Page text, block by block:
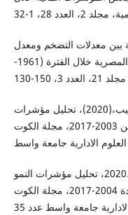
محمد، (2020)، العلاقة بين معدلات التضخم ومعدل
النمو الاقتصادي بالتطبيق على الحالة المصرية خلال الفترة (1961-
عبدالله، علي خالد والشمري، مايح شبيب،(2020)، تحليل مؤشرات
الاستدامة المالية في العراق للمدة من 2003-2017، مجلة الكوت
علي، رحمان حسن وعبيد، مروان شاكر،2020، تحليل مؤشرات النمو
الاقتصادي في بيئة الاقتصاد العراقي للمدة 2004-2017، مجلة الكوت